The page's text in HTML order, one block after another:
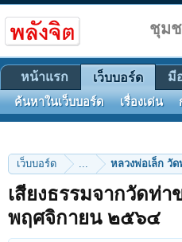
เว็บบอร์ด ... หลวงพ่อเล็ก วั
เสียงธรรมจากวัดท่
พฤศจิกายน ๒๕๖๔
ชุม
หน้าแรก เว็บบอร์ด
ค้นหาในเว็บบอร์ด เรื่องเด่น
มี